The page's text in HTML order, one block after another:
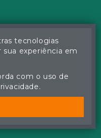
tecnologias
sua experiência em
com o uso de